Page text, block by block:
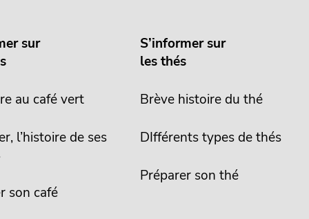
sur
au café vert
l’histoire de ses
son café
S’informer sur
les thés
Brève histoire du thé
DIfférents types de thés
Préparer son thé